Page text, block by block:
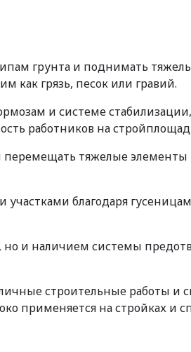
грунта и поднимать
как грязь, песок или гравий.
и системе
работников на
перемещать тяжелые элементы
благодаря
но и наличием системы
строительные работы и
применяется на стройках и